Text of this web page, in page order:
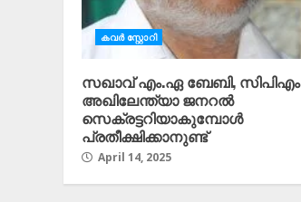
കവർ സ്റ്റോറി
സഖാവ് എം.ഏ ബേബി, സിപിഎം
അഖിലേന്ത്യാ ജനറൽ
സെക്രട്ടറിയാകുമ്പോൾ
പ്രതീക്ഷിക്കാനുണ്ട്
April 14, 2025